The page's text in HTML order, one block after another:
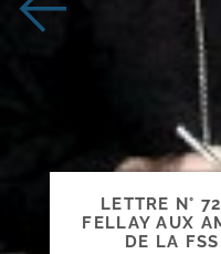
LETTRE N°
FELLAY AUX
DE LA